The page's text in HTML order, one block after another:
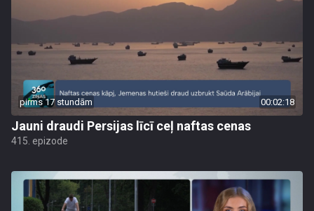
pirms 17 stundām 00:02:18
Jauni draudi Persijas līcī ceļ naftas cenas
415. epizode